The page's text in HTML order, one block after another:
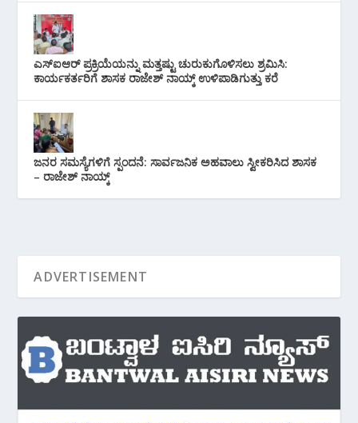
ಎಸ್‌ಐಆರ್ ಪ್ರಕ್ರಿಯೆಯನ್ನು ಮತ್ತಷ್ಟು ಚುರುಕುಗೊಳಿಸಲು ಶ್ರಮಿಸಿ:
ಕಾರ್ಯಕರ್ತರಿಗೆ ಶಾಸಕ ರಾಜೇಶ್ ನಾಯ್ಕ್ ಉಳಿಪಾಡಿಗುತ್ತು ಕರೆ
ಜನರ ಸಮಸ್ಯೆಗಳಿಗೆ ಸ್ಪಂದನೆ: ಸಾರ್ವಜನಿಕ ಅಹವಾಲು ಸ್ವೀಕರಿಸಿದ ಶಾಸಕ
– ರಾಜೇಶ್ ನಾಯ್ಕ್